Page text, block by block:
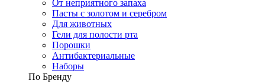
От неприятного запаха
Пасты с золотом и серебром
Для животных
Гели для полости рта
Порошки
Антибактериальные
Наборы
По Бренду